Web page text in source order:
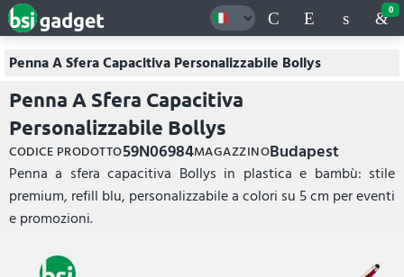
0
Penna A Sfera Capacitiva Personalizzabile Bollys
Penna A Sfera Capacitiva
Personalizzabile Bollys
CODICE PRODOTTO59N06984MAGAZZINOBudapest
Penna a sfera capacitiva Bollys in plastica e bambù: stile
premium, refill blu, personalizzabile a colori su 5 cm per eventi
e promozioni.